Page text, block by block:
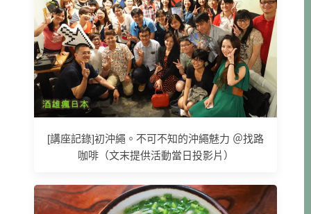
[講座記錄]初沖繩。不可不知的沖繩魅力 ＠找路
咖啡（文末提供活動當日投影片）